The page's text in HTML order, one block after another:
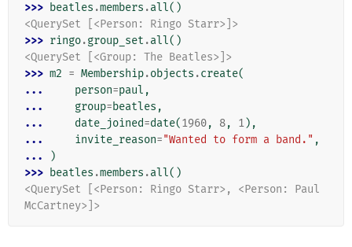
>>> beatles .members .all()
<QuerySet [<Person: Ringo Starr>]>
>>> ringo.group_set .all()
<QuerySet [<Group: The Beatles>]>
>>> m2 = Membership.objects .create(
...
person=paul ,
...
group=beatles ,
...
date_joined=date(1960, 8, 1),
...
invite_reason="Wanted to form a band." ,
...
)
>>> beatles .members .all()
<QuerySet [<Person: Ringo Starr>, <Person: Paul
McCartney>]>